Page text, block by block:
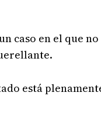
caso en el que
está